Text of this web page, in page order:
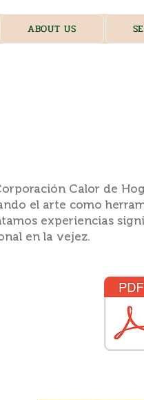
ABOUT US
Calor de
el arte como
experiencias
en la vejez.